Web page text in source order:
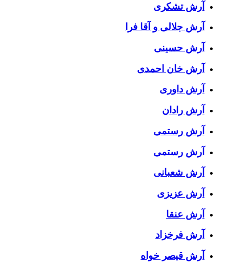
آرش تشکری
آرش جلالی و آقا فرا
آرش حسینی
آرش خان احمدی
آرش داوری
آرش رادان
آرش رستمى
آرش رستمی
آرش شعبانی
آرش عزیزی
آرش عنقا
آرش فرخزاد
آرش قیصر خواه